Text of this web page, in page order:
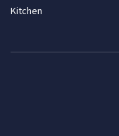
Kitchen